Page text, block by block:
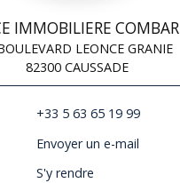
IMMOBILIERE
LEONCE GRANIE
82300 CAUSSADE
+33 5 63 65 19 99
Envoyer un e-mail
S'y rendre